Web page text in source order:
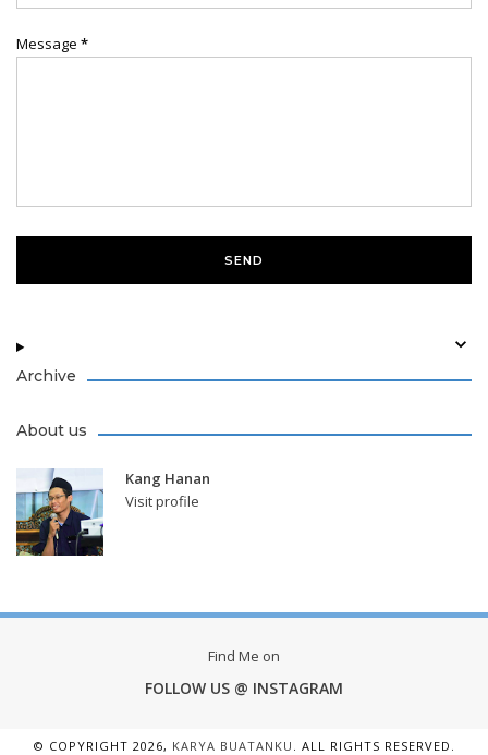
Message *
Archive
About us
Kang Hanan
Visit profile
Find Me on
FOLLOW US @ INSTAGRAM
© COPYRIGHT 2026, KARYA BUATANKU . ALL RIGHTS RESERVED.